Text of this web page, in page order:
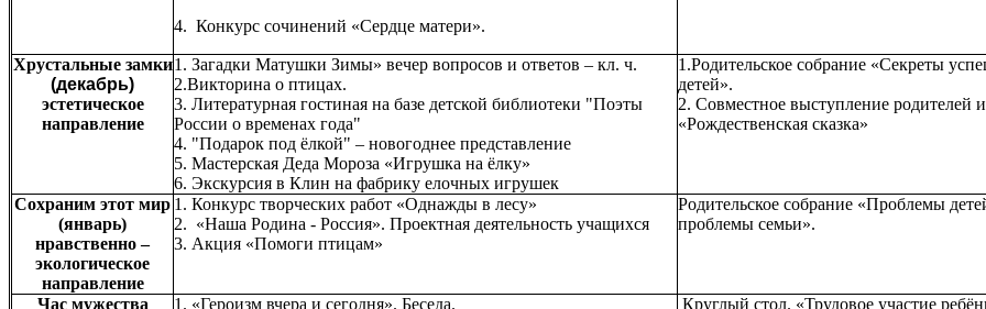
4. Конкурс сочинений «Сердце матери».
Хрустальные замки
(декабрь)
эстетическое
направление
1. Загадки Матушки Зимы» вечер вопросов и ответов – кл. ч.
2.Викторина о птицах.
3. Литературная гостиная на базе детской библиотеки "Поэты
России о временах года"
4. "Подарок под ёлкой" – новогоднее представление
5. Мастерская Деда Мороза «Игрушка на ёлку»
6. Экскурсия в Клин на фабрику елочных игрушек
1.Родительское собрание «Секреты
детей».
2. Совместное выступление родителей
«Рождественская сказка»
Сохраним этот мир
(январь)
нравственно –
экологическое
направление
1. Конкурс творческих работ «Однажды в лесу»
2. «Наша Родина - Россия». Проектная деятельность учащихся
3. Акция «Помоги птицам»
Родительское собрание «Проблемы
проблемы семьи».
Час мужества
1. «Героизм вчера и сегодня». Беседа.
Круглый стол. «Трудовое участие